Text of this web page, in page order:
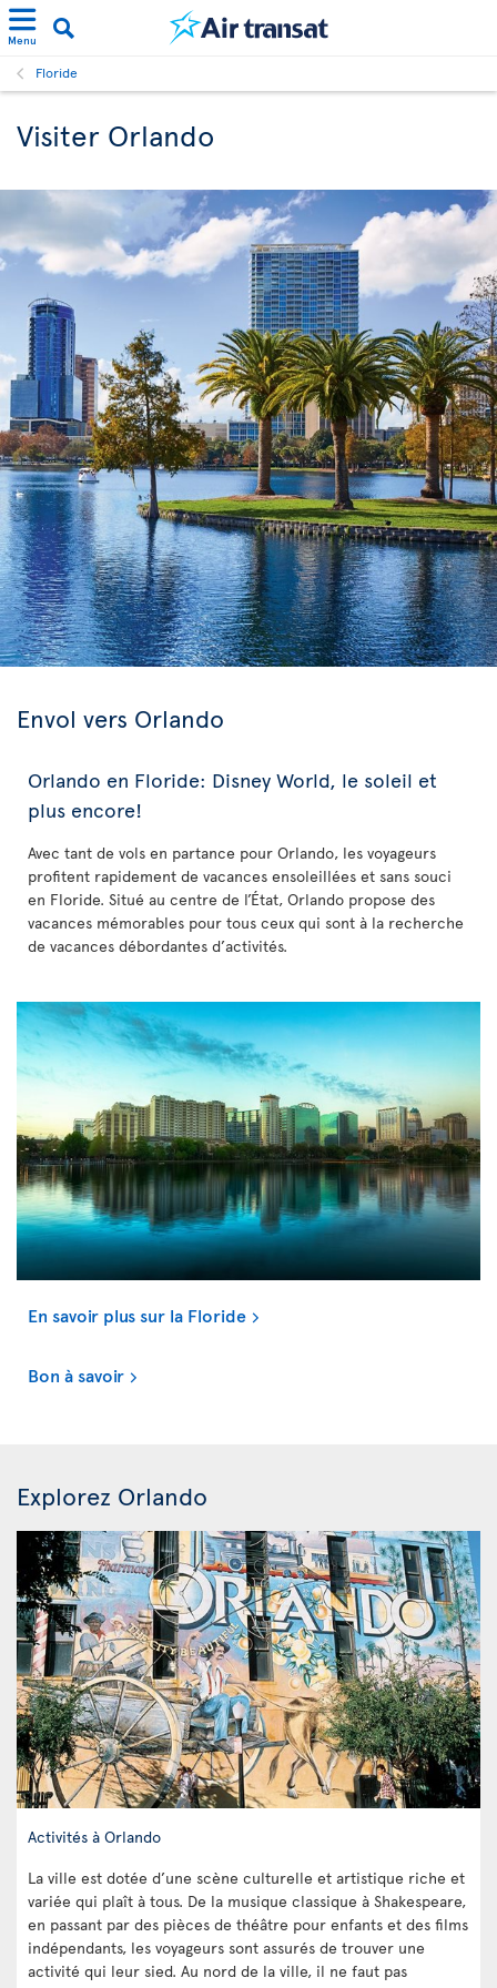
Menu
Floride
Visiter Orlando
Envol vers Orlando
Orlando en Floride: Disney World, le soleil et
plus encore!
Avec tant de vols en partance pour Orlando, les voyageurs
profitent rapidement de vacances ensoleillées et sans souci
en Floride. Situé au centre de l’État, Orlando propose des
vacances mémorables pour tous ceux qui sont à la recherche
de vacances débordantes d’activités.
En savoir plus sur la Floride
Bon à savoir
Explorez Orlando
Activités à Orlando
La ville est dotée d’une scène culturelle et artistique riche et
variée qui plaît à tous. De la musique classique à Shakespeare,
en passant par des pièces de théâtre pour enfants et des films
indépendants, les voyageurs sont assurés de trouver une
activité qui leur sied. Au nord de la ville, il ne faut pas